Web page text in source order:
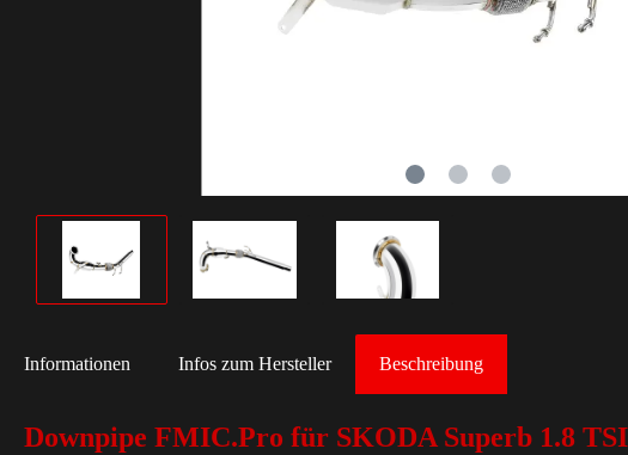
Beschreibung
Informationen Infos zum Hersteller
Downpipe FMIC.Pro für SKODA Superb 1.8